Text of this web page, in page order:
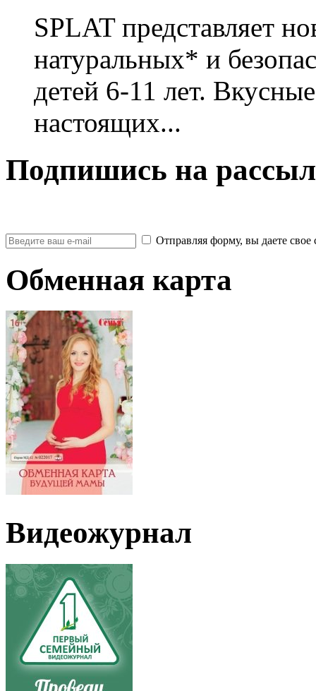
SPLAT представляет
натуральных* и
детей 6-11 лет.
настоящих...
Подпишись на
Отправляя форму, вы даете
Обменная карта
Видеожурнал